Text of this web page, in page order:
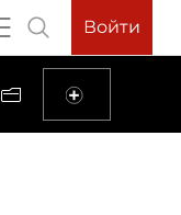
Войти